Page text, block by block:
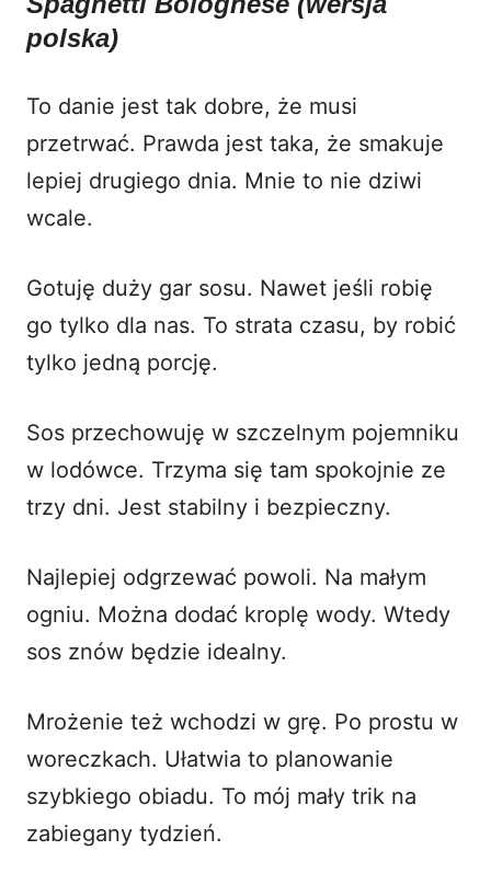
polska)
To danie jest tak dobre, że musi
przetrwać. Prawda jest taka, że smakuje
lepiej drugiego dnia. Mnie to nie dziwi
wcale.
Gotuję duży gar sosu. Nawet jeśli robię
go tylko dla nas. To strata czasu, by robić
tylko jedną porcję.
Sos przechowuję w szczelnym pojemniku
w lodówce. Trzyma się tam spokojnie ze
trzy dni. Jest stabilny i bezpieczny.
Najlepiej odgrzewać powoli. Na małym
ogniu. Można dodać kroplę wody. Wtedy
sos znów będzie idealny.
Mrożenie też wchodzi w grę. Po prostu w
woreczkach. Ułatwia to planowanie
szybkiego obiadu. To mój mały trik na
zabiegany tydzień.